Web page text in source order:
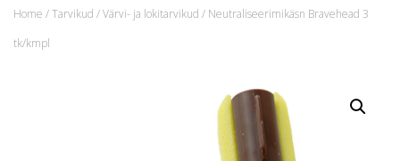
Home /Tarvikud /Värvi- ja lokitarvikud / Neutraliseerimikäsn Bravehead 3
tk/kmpl